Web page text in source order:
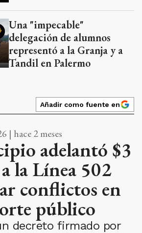
Una "impecable"
delegación de alumnos
representó a la Granja y a
Tandil en Palermo
Añadir como fuente en
| hace 2 meses
adelantó $3
la Línea 502
conflictos en
público
decreto firmado por